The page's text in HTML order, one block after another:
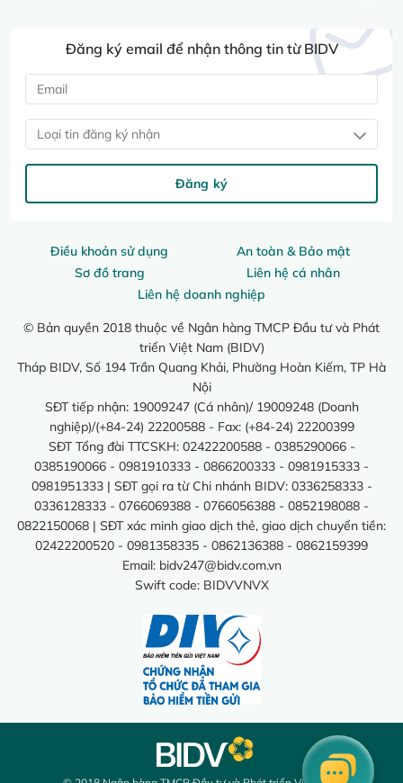
Điều khoản sử dụng
An toàn & Bảo mật
Sơ đồ trang
Liên hệ cá nhân
Liên hệ doanh nghiệp
© Bản quyền 2018 thuộc về Ngân hàng TMCP Đầu tư và Phát
triển Việt Nam (BIDV)
Tháp BIDV, Số 194 Trần Quang Khải, Phường Hoàn Kiếm, TP Hà
Nội
SĐT tiếp nhận: 19009247 (Cá nhân)/ 19009248 (Doanh
nghiệp)/(+84-24) 22200588 - Fax: (+84-24) 22200399
SĐT Tổng đài TTCSKH: 02422200588 - 0385290066 -
0385190066 - 0981910333 - 0866200333 - 0981915333 -
0981951333 | SĐT gọi ra từ Chi nhánh BIDV: 0336258333 -
0336128333 - 0766069388 - 0766056388 - 0852198088 -
0822150068 | SĐT xác minh giao dịch thẻ, giao dịch chuyển tiền:
02422200520 - 0981358335 - 0862136388 - 0862159399
Email: bidv247@bidv.com.vn
Swift code: BIDVVNVX
Đăng ký email để nhận thông tin từ BIDV
Loại tin đăng ký nhận
Đăng ký